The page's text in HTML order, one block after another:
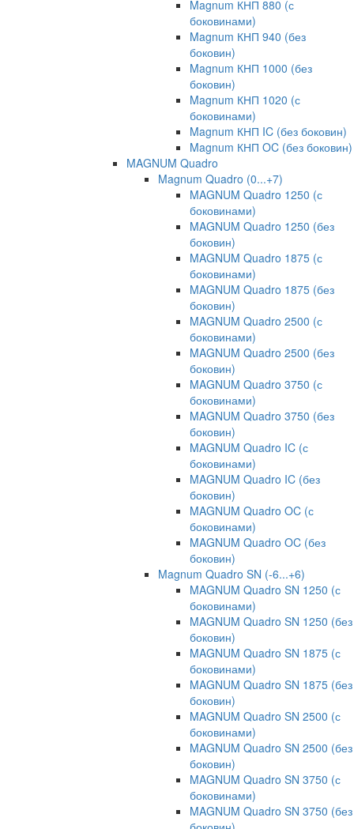
Magnum КНП 880 (с
боковинами)
Magnum КНП 940 (без
боковин)
Magnum КНП 1000 (без
боковин)
Magnum КНП 1020 (с
боковинами)
Magnum КНП IC (без боковин)
Magnum КНП OC (без боковин)
MAGNUM Quadro
Magnum Quadro (0...+7)
MAGNUM Quadro 1250 (с
боковинами)
MAGNUM Quadro 1250 (без
боковин)
MAGNUM Quadro 1875 (с
боковинами)
MAGNUM Quadro 1875 (без
боковин)
MAGNUM Quadro 2500 (с
боковинами)
MAGNUM Quadro 2500 (без
боковин)
MAGNUM Quadro 3750 (с
боковинами)
MAGNUM Quadro 3750 (без
боковин)
MAGNUM Quadro IC (с
боковинами)
MAGNUM Quadro IC (без
боковин)
MAGNUM Quadro OC (с
боковинами)
MAGNUM Quadro OC (без
боковин)
Magnum Quadro SN (-6...+6)
MAGNUM Quadro SN 1250 (с
боковинами)
MAGNUM Quadro SN 1250 (без
боковин)
MAGNUM Quadro SN 1875 (с
боковинами)
MAGNUM Quadro SN 1875 (без
боковин)
MAGNUM Quadro SN 2500 (с
боковинами)
MAGNUM Quadro SN 2500 (без
боковин)
MAGNUM Quadro SN 3750 (с
боковинами)
MAGNUM Quadro SN 3750 (без